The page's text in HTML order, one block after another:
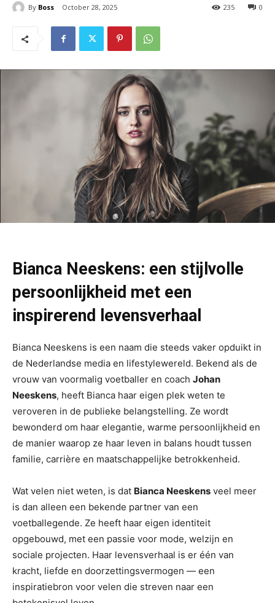
By Boss October 28, 2025 0
235
Bianca Neeskens: een stijlvolle
persoonlijkheid met een
inspirerend levensverhaal
Bianca Neeskens is een naam die steeds vaker opduikt in
de Nederlandse media en lifestylewereld. Bekend als de
vrouw van voormalig voetballer en coach Johan
Neeskens, heeft Bianca haar eigen plek weten te
veroveren in de publieke belangstelling. Ze wordt
bewonderd om haar elegantie, warme persoonlijkheid en
de manier waarop ze haar leven in balans houdt tussen
familie, carrière en maatschappelijke betrokkenheid.
Wat velen niet weten, is dat Bianca Neeskens veel meer
is dan alleen een bekende partner van een
voetballegende. Ze heeft haar eigen identiteit
opgebouwd, met een passie voor mode, welzijn en
sociale projecten. Haar levensverhaal is er één van
kracht, liefde en doorzettingsvermogen — een
inspiratiebron voor velen die streven naar een